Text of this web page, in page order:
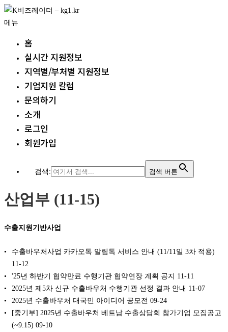
내
용
메뉴
홈
실시간 지원정보
지역별/부처별 지원정보
기업지원 칼럼
문의하기
소개
로그인
회원가입
검색: 검색 버튼
산업부 (11-15)
수출지원기반사업
수출바우처사업 카카오톡 알림톡 서비스 안내 (11/11일 3차 적용)
11-12
'25년 하반기 협약만료 수행기관 협약연장 계획 공지 11-11
2025년 제5차 신규 수출바우처 수행기관 선정 결과 안내 11-07
2025년 수출바우처 대국민 아이디어 공모전 09-24
[중기부] 2025년 수출바우처 베트남 수출상담회 참가기업 모집공고
(~9.15) 09-10